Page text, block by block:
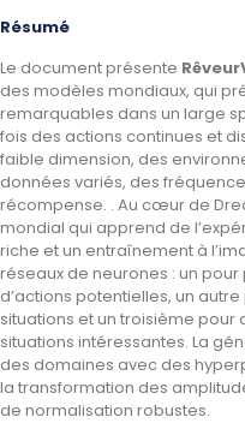
Résumé
Le document présente
des modèles mondiaux, qui
remarquables dans un large
fois des actions continues et
faible dimension, des
données variés, des
récompense. . Au cœur de
mondial qui apprend de
riche et un entraînement à
réseaux de neurones : un
d’actions potentielles, un
situations et un troisième
situations intéressantes. La
des domaines avec des
la transformation des
de normalisation robustes.